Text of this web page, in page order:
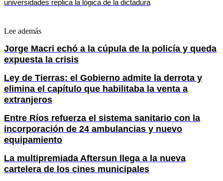
universidades replica la lógica de la dictadura
Lee además
Jorge Macri echó a la cúpula de la policía y queda
expuesta la crisis
Ley de Tierras: el Gobierno admite la derrota y
elimina el capítulo que habilitaba la venta a
extranjeros
Entre Ríos refuerza el sistema sanitario con la
incorporación de 24 ambulancias y nuevo
equipamiento
La multipremiada Aftersun llega a la nueva
cartelera de los cines municipales